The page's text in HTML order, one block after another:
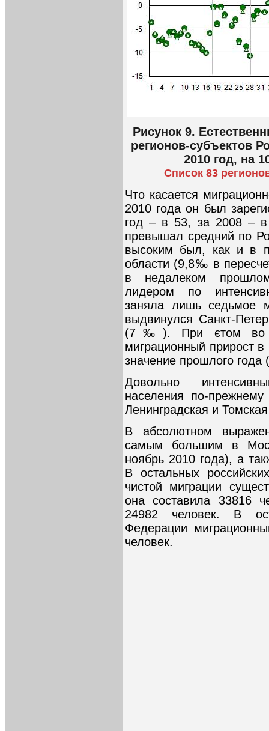
Рисунок 9.
регионов-субъектов
2010 год, на
Список 83
Что касается
2010 года он был
год – в 53, за 2008 –
превышал средний по
высоким был, как и в
области (9,8‰ в
в недалеком прошлом
лидером по
заняла лишь
выдвинулся Санкт-
(7‰). При єтом во
миграционный прирост
значение прошлого года
Довольно
населения по-прежнему
Ленинградская и
В абсолютном
самым большим в
ноябрь 2010 года), а
В остальных
чистой миграции
она составила 33816
24982 человек. В
Федерации
человек.